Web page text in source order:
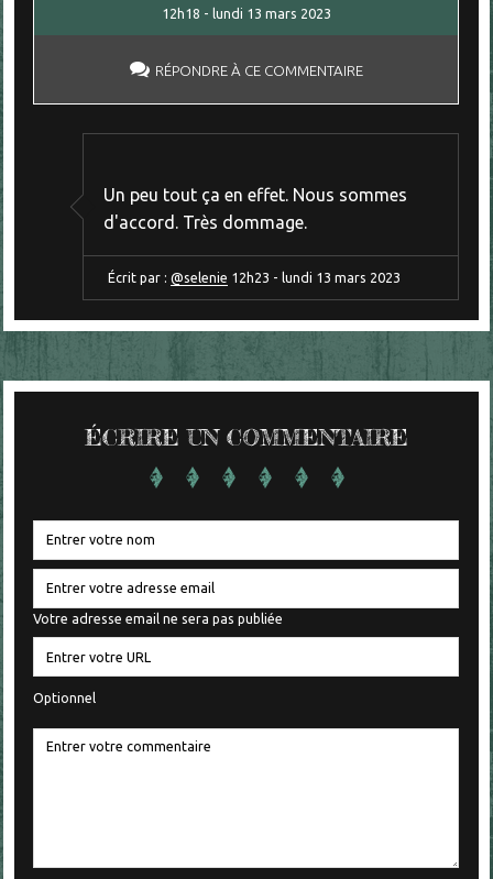
12h18 - lundi 13 mars 2023
RÉPONDRE À CE COMMENTAIRE
Un peu tout ça en effet. Nous sommes
d'accord. Très dommage.
Écrit par : @selenie 12h23 - lundi 13 mars 2023
ÉCRIRE UN COMMENTAIRE
Votre adresse email ne sera pas publiée
Optionnel